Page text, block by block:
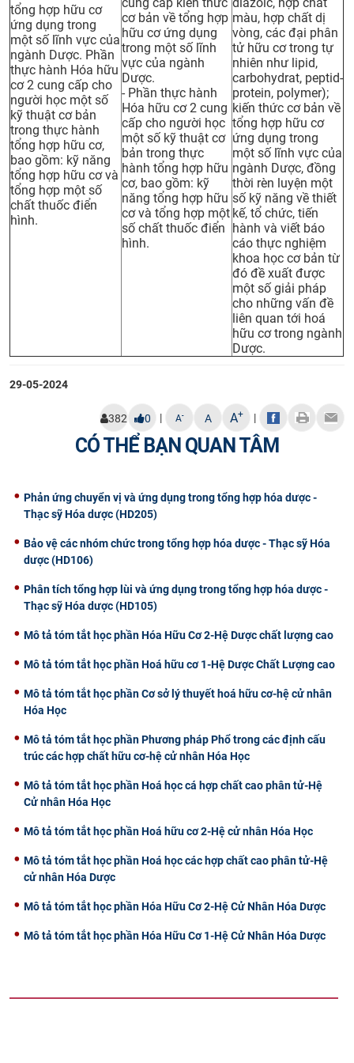
tổng hợp hữu cơ
ứng dụng trong
một số lĩnh vực của
ngành Dược. Phần
thực hành Hóa hữu
cơ 2 cung cấp cho
người học một số
kỹ thuật cơ bản
trong thực hành
tổng hợp hữu cơ,
bao gồm: kỹ năng
tổng hợp hữu cơ và
tổng hợp một số
chất thuốc điển
hình.
cơ bản về tổng hợp
hữu cơ ứng dụng
trong một số lĩnh
vực của ngành
Dược.
- Phần thực hành
Hóa hữu cơ 2 cung
cấp cho người học
một số kỹ thuật cơ
bản trong thực
hành tổng hợp hữu
cơ, bao gồm: kỹ
năng tổng hợp hữu
cơ và tổng hợp một
số chất thuốc điển
hình.
màu, hợp chất dị
vòng, các đại phân
tử hữu cơ trong tự
nhiên như lipid,
carbohydrat, peptid-
protein, polymer);
kiến thức cơ bản về
tổng hợp hữu cơ
ứng dụng trong
một số lĩnh vực của
ngành Dược, đồng
thời rèn luyện một
số kỹ năng về thiết
kế, tổ chức, tiến
hành và viết báo
cáo thực nghiệm
khoa học cơ bản từ
đó đề xuất được
một số giải pháp
cho những vấn đề
liên quan tới hoá
hữu cơ trong ngành
Dược.
29-05-2024
382 0 | A- A A+ |
CÓ THỂ BẠN QUAN TÂM
Phản ứng chuyển vị và ứng dụng trong tổng hợp hóa dược -
Thạc sỹ Hóa dược (HD205)
Bảo vệ các nhóm chức trong tổng hợp hóa dược - Thạc sỹ Hóa
dược (HD106)
Phân tích tổng hợp lùi và ứng dụng trong tổng hợp hóa dược -
Thạc sỹ Hóa dược (HD105)
Mô tả tóm tắt học phần Hóa Hữu Cơ 2-Hệ Dược chất lượng cao
Mô tả tóm tắt học phần Hoá hữu cơ 1-Hệ Dược Chất Lượng cao
Mô tả tóm tắt học phần Cơ sở lý thuyết hoá hữu cơ-hệ cử nhân
Hóa Học
Mô tả tóm tắt học phần Phương pháp Phổ trong các định cấu
trúc các hợp chất hữu cơ-hệ cử nhân Hóa Học
Mô tả tóm tắt học phần Hoá học cá hợp chất cao phân tử-Hệ
Cử nhân Hóa Học
Mô tả tóm tắt học phần Hoá hữu cơ 2-Hệ cử nhân Hóa Học
Mô tả tóm tắt học phần Hoá học các hợp chất cao phân tử-Hệ
cử nhân Hóa Dược
Mô tả tóm tắt học phần Hóa Hữu Cơ 2-Hệ Cử Nhân Hóa Dược
Mô tả tóm tắt học phần Hóa Hữu Cơ 1-Hệ Cử Nhân Hóa Dược